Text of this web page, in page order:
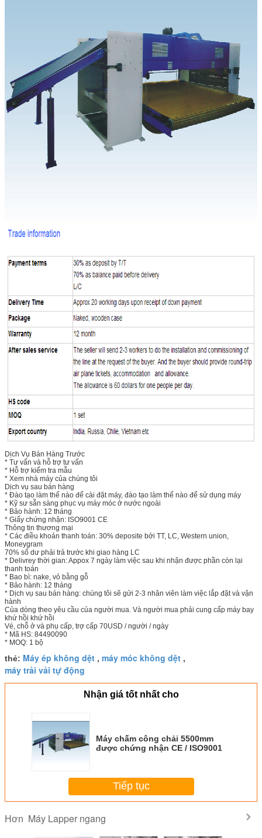
Dịch Vụ Bán Hàng Trước
* Tư vấn và hỗ trợ tư vấn
* Hỗ trợ kiểm tra mẫu
* Xem nhà máy của chúng tôi
Dịch vụ sau bán hàng
* Đào tạo làm thế nào để cài đặt máy, đào tạo làm thế nào để sử dụng máy
* Kỹ sư sẵn sàng phục vụ máy móc ở nước ngoài
* Bảo hành: 12 tháng
* Giấy chứng nhận: ISO9001 CE
Thông tin thương mại
* Các điều khoản thanh toán: 30% deposite bởi TT, LC, Western union,
Moneygram
70% số dư phải trả trước khi giao hàng LC
* Delivrey thời gian: Appox 7 ngày làm việc sau khi nhận được phần còn lại
thanh toán
* Bao bì: nake, vỏ bằng gỗ
* Bảo hành: 12 tháng
* Dịch vụ sau bán hàng: chúng tôi sẽ gửi 2-3 nhân viên làm việc lắp đặt và vận
hành
Của dòng theo yêu cầu của người mua. Và người mua phải cung cấp máy bay
khứ hồi khứ hồi
Vé, chỗ ở và phụ cấp, trợ cấp 70USD / người / ngày
* Mã HS: 84490090
* MOQ: 1 bộ
thẻ: Máy ép không dệt , máy móc không dệt ,
máy trải vải tự động
Nhận giá tốt nhất cho
Máy chấm công chải 5500mm
được chứng nhận CE / ISO9001
Tiếp tục
Hơn Máy Lapper ngang